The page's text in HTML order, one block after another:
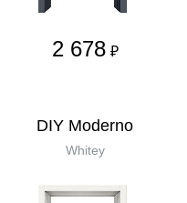
2 678 ₽
DIY Moderno
Whitey